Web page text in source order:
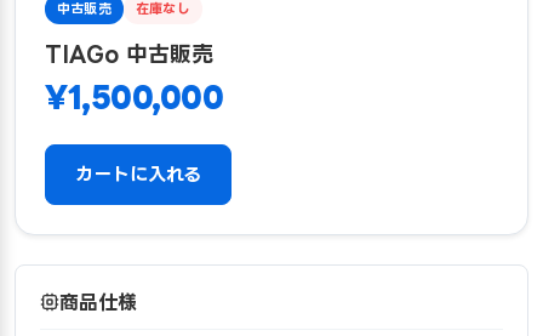
中古販売 在庫なし
TIAGo 中古販売
¥1,500,000
カートに入れる
商品仕様